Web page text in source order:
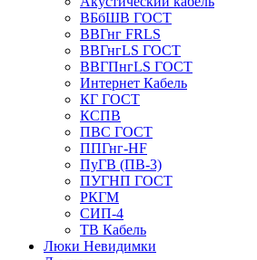
ВБбШВ ГОСТ
ВВГнг FRLS
ВВГнгLS ГОСТ
ВВГПнгLS ГОСТ
Интернет Кабель
КГ ГОСТ
КСПВ
ПВС ГОСТ
ППГнг-HF
ПуГВ (ПВ-3)
ПУГНП ГОСТ
РКГМ
СИП-4
ТВ Кабель
Люки Невидимки